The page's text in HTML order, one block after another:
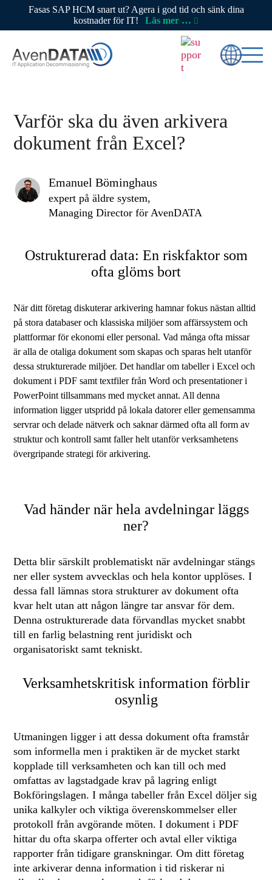
Fasas SAP HCM snart ut? Agera i god tid och sänk dina
kostnader för IT!
Läs mer …
Varför ska du även arkivera
dokument från Excel?
Emanuel Böminghaus
expert på äldre system,
Managing Director för AvenDATA
Ostrukturerad data: En riskfaktor som
ofta glöms bort
När ditt företag diskuterar arkivering hamnar fokus nästan alltid
på stora databaser och klassiska miljöer som affärssystem och
plattformar för ekonomi eller personal. Vad många ofta missar
är alla de otaliga dokument som skapas och sparas helt utanför
dessa strukturerade miljöer. Det handlar om tabeller i Excel och
dokument i PDF samt textfiler från Word och presentationer i
PowerPoint tillsammans med mycket annat. All denna
information ligger utspridd på lokala datorer eller gemensamma
servrar och delade nätverk och saknar därmed ofta all form av
struktur och kontroll samt faller helt utanför verksamhetens
övergripande strategi för arkivering.
Vad händer när hela avdelningar läggs
ner?
Detta blir särskilt problematiskt när avdelningar stängs
ner eller system avvecklas och hela kontor upplöses. I
dessa fall lämnas stora strukturer av dokument ofta
kvar helt utan att någon längre tar ansvar för dem.
Denna ostrukturerade data förvandlas mycket snabbt
till en farlig belastning rent juridiskt och
organisatoriskt samt tekniskt.
Verksamhetskritisk information förblir
osynlig
Utmaningen ligger i att dessa dokument ofta framstår
som informella men i praktiken är de mycket starkt
kopplade till verksamheten och kan till och med
omfattas av lagstadgade krav på lagring enligt
Bokföringslagen. I många tabeller från Excel döljer sig
unika kalkyler och viktiga överenskommelser eller
protokoll från avgörande möten. I dokument i PDF
hittar du ofta skarpa offerter och avtal eller viktiga
rapporter från tidigare granskningar. Om ditt företag
inte arkiverar denna information i tid riskerar ni